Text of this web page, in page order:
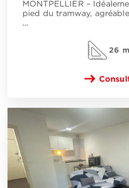
MONTPELLIER –
pied du tramway,
…
26 m